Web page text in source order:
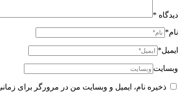
دیدگاه *
نام*
ایمیل*
وبسایت
ذخیره نام، ایمیل و وبسایت من در مرورگر برای